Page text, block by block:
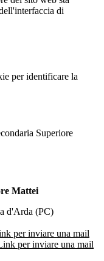
di
per identificare la
Superiore
Mattei
d'Arda (PC)
per inviare una mail
per inviare una mail